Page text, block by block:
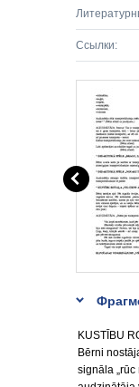
Ссылки:
KUSTĪBU
Bērni
signāla „rūc